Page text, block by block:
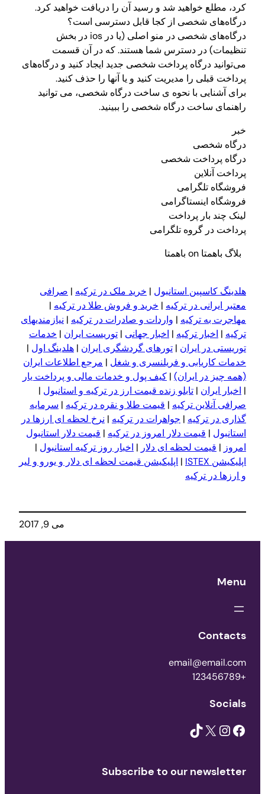
کرد، مطلع خواهید شد و رسید آن را دریافت خواهید کرد.
درگاه‌های شخصی از کجا قابل دسترسی است؟
درگاه‌های شخصی در منو اصلی (یا در ios در بخش
تنظیمات) در دسترس شما هستند. که در آن قسمت
می‌توانید درگاه پرداخت شخصی جدید ایجاد کنید و درگاه‌های
پرداخت قبلی را مدیریت کنید و یا آنها را حذف کنید.
برای آشنایی با نحوه ی ساخت درگاه شخصی، می توانید
راهنمای ساخت درگاه شخصی را ببینید.
خبر
درگاه شخصی
درگاه پرداخت شخصی
پرداخت آنلاین
فروشگاه تلگرامی
فروشگاه اینستاگرامی
لینک چند بار پرداخت
پرداخت در گروه تلگرامی
بلاگ باهمتا on باهمتا
هلدینگ کاسپین استانبول | خرید ملک در ترکیه | صرافی
معتبر ایرانی در ترکیه | خرید و فروش طلا در ترکیه |
مهاجرت به ترکیه | واردات و صادرات در ترکیه | نیازمندیهای
ترکیه | اخبار ترکیه | اخبار جهانی | توریست ایران | خدمات
توریستی در ایران | تورهای گردشگری ایران | هلدینگ اول |
خدمات کاریابی و فریلنسری و شغل | مرجع اطلاعات ایران
(همه چیز در ایران) | کیف پول و خدمات مالی و پرداخت یار
| اخبار ایران | تابلو زنده قیمت ارز در ترکیه و استانبول |
صرافی آنلاین ترکیه | قیمت طلا و نقره در ترکیه | سرمایه
گذاری در ترکیه | جواهرات در ترکیه | نرخ لحظه ای ارزها در
استانبول | قیمت دلار امروز در ترکیه | قیمت دلار استانبول
امروز | قیمت لحظه ای دلار | اخبار روز ترکیه استانبول |
اپلیکیشن ISTEX
| اپلیکیشن قیمت لحظه ای دلار و یورو و لیر
و ارزها در ترکیه
می 9, 2017
Menu
Contacts
email@email.com
+123456789
Socials
Facebook
Instagram
X
TikTok
Subscribe to our newsletter